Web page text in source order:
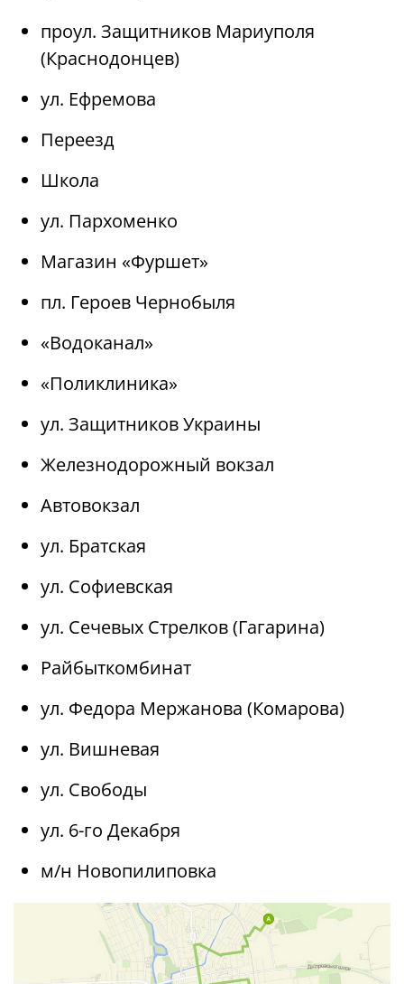
проул. Защитников Мариуполя
(Краснодонцев)
ул. Ефремова
Переезд
Школа
ул. Пархоменко
Магазин «Фуршет»
пл. Героев Чернобыля
«Водоканал»
«Поликлиника»
ул. Защитников Украины
Железнодорожный вокзал
Автовокзал
ул. Братская
ул. Софиевская
ул. Сечевых Стрелков (Гагарина)
Райбыткомбинат
ул. Федора Мержанова (Комарова)
ул. Вишневая
ул. Свободы
ул. 6-го Декабря
м/н Новопилиповка